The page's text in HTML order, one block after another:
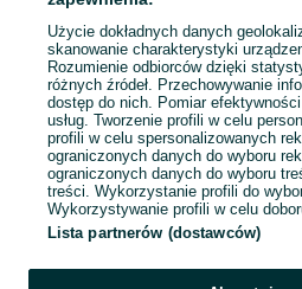
Popularne wyszukiwania
Użycie dokładnych danych
skanowanie charakterystyki
Rozumienie odbiorców dzięki
różnych źródeł. Przechowywanie
dostęp do nich. Pomiar
usług. Tworzenie profili w celu
profili w celu spersonalizowanych
ograniczonych danych do wyboru
ograniczonych danych do wyboru
treści. Wykorzystanie profili do
Wykorzystywanie profili w celu
Lista partnerów (dostawców)